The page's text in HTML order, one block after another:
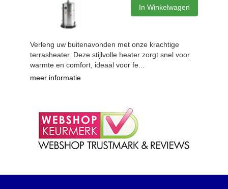
In Winkelwagen
Verleng uw buitenavonden met onze krachtige
terrasheater. Deze stijlvolle heater zorgt snel voor
warmte en comfort, ideaal voor fe...
meer informatie